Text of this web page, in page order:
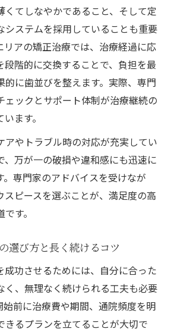
くてしなやかであること、そして定
システムを採用していることも重要
リアの矯正治療では、治療経過に応
段階的に交換することで、負担を最
的に歯並びを整えます。実際、専門
ェックとサポート体制が治療継続の
ます。
アやトラブル時の対応が充実してい
、万が一の破損や違和感にも迅速に
。専門家のアドバイスを受けなが
スピースを選ぶことが、満足度の高
す。
選び方と長く続けるコツ
成功させるためには、自分に合った
く、無理なく続けられる工夫も必要
始前に治療費や期間、通院頻度を明
きるプランを立てることが大切で